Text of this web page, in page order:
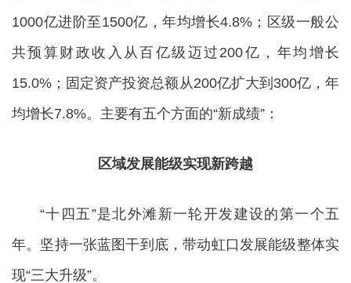
1000亿进阶至1500亿，年均增长4.8%；区级一般公
共预算财政收入从百亿级迈过200亿，年均增长
15.0%；固定资产投资总额从200亿扩大到300亿，年
均增长7.8%。主要有五个方面的“新成绩”：
区域发展能级实现新跨越
“十四五”是北外滩新一轮开发建设的第一个五
年。坚持一张蓝图干到底，带动虹口发展能级整体实
现“三大升级”。